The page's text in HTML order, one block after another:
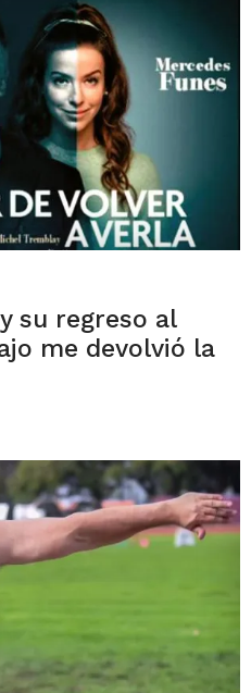
su regreso al
me devolvió la